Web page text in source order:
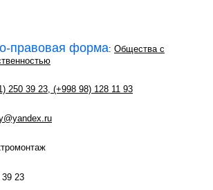
правовая форма: Общества с
250 39 23 (+998 98) 128 11 93
39 23